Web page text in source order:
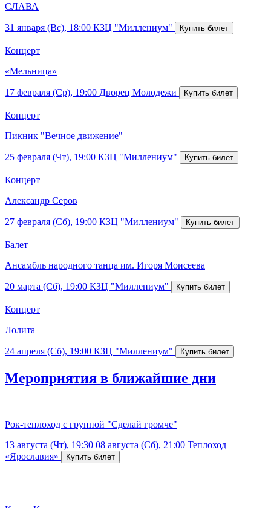
СЛАВА
31 января (Вс), 18:00 КЗЦ "Миллениум"
Концерт
«Мельница»
17 февраля (Ср), 19:00 Дворец Молодежи
Концерт
Пикник "Вечное движение"
25 февраля (Чт), 19:00 КЗЦ "Миллениум"
Концерт
Александр Серов
27 февраля (Сб), 19:00 КЗЦ "Миллениум"
Балет
Ансамбль народного танца им. Игоря Моисеева
20 марта (Сб), 19:00 КЗЦ "Миллениум"
Концерт
Лолита
24 апреля (Сб), 19:00 КЗЦ "Миллениум"
Мероприятия в ближайшие дни
Рок-теплоход с группой "Сделай громче"
13 августа (Чт), 19:30 08 августа (Сб), 21:00 Теплоход
«Ярославия»